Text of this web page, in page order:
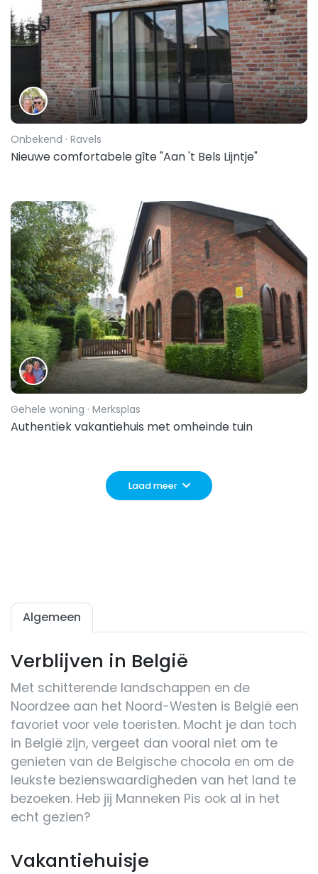
Onbekend · Ravels
Nieuwe comfortabele gîte "Aan 't Bels Lijntje"
Gehele woning · Merksplas
Authentiek vakantiehuis met omheinde tuin
Laad meer
Algemeen
Verblijven in België
Met schitterende landschappen en de
Noordzee aan het Noord-Westen is België een
favoriet voor vele toeristen. Mocht je dan toch
in België zijn, vergeet dan vooral niet om te
genieten van de Belgische chocola en om de
leukste bezienswaardigheden van het land te
bezoeken. Heb jij Manneken Pis ook al in het
echt gezien?
Vakantiehuisje